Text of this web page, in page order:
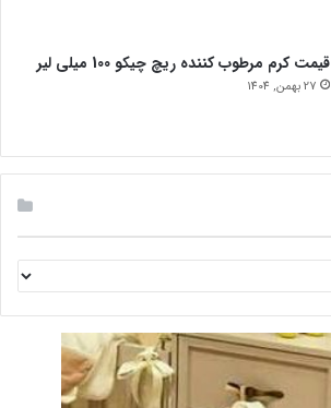
قیمت کرم مرطوب کننده ریچ چیکو 100 میلی لیر
27 بهمن, 1404